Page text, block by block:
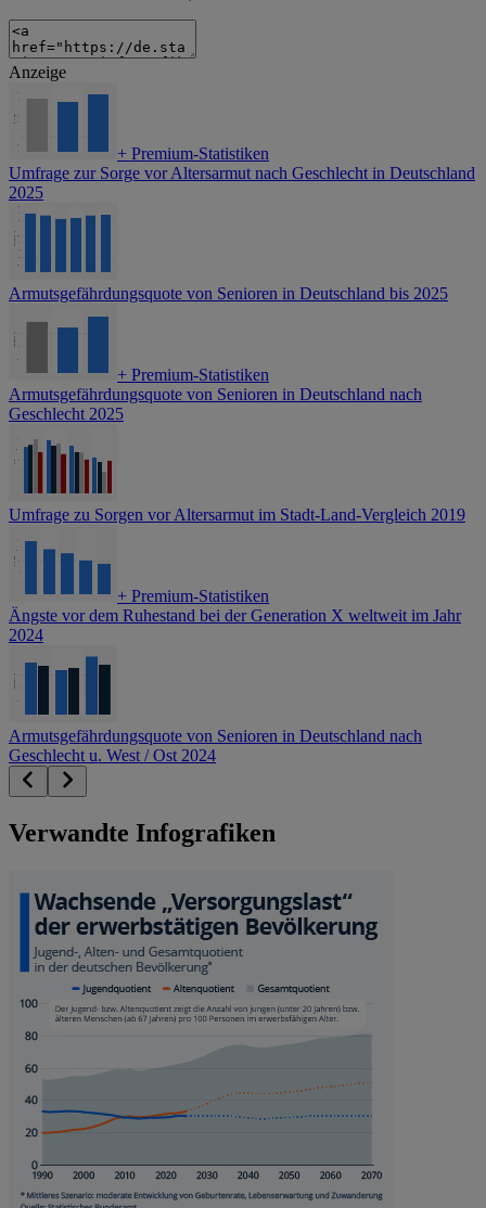
Anzeige
+ Premium-Statistiken
Umfrage zur Sorge vor Altersarmut nach Geschlecht in Deutschland
2025
Armutsgefährdungsquote von Senioren in Deutschland bis 2025
+ Premium-Statistiken
Armutsgefährdungsquote von Senioren in Deutschland nach
Geschlecht 2025
Umfrage zu Sorgen vor Altersarmut im Stadt-Land-Vergleich 2019
+ Premium-Statistiken
Ängste vor dem Ruhestand bei der Generation X weltweit im Jahr
2024
Armutsgefährdungsquote von Senioren in Deutschland nach
Geschlecht u. West / Ost 2024
Verwandte Infografiken